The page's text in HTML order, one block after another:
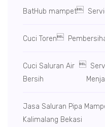
BatHub mampet
Cuci Toren
Cuci Saluran Air
Bersih

Jasa Saluran Pipa
Kalimalang Bekasi